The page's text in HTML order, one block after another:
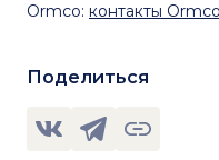
Ormco: контакты Ormco
Поделиться